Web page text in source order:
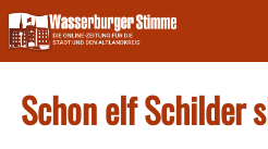
Skip
to
content
Schon elf Schilder